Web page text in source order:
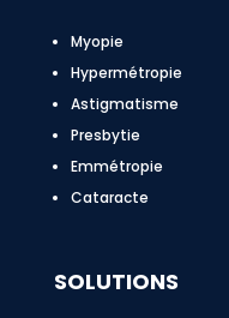
Myopie
Hypermétropie
Astigmatisme
Presbytie
Emmétropie
Cataracte
SOLUTIONS